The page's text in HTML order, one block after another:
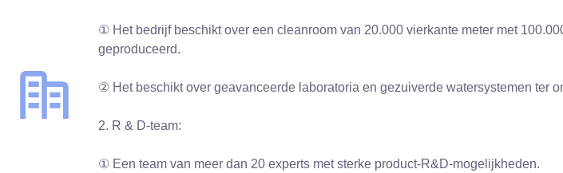
① Het bedrijf beschikt over een cleanroom van 20.000 vierkante meter met
geproduceerd.
② Het beschikt over geavanceerde laboratoria en gezuiverde watersystemen ter
2. R & D-team:
① Een team van meer dan 20 experts met sterke product-R&D-mogelijkheden.